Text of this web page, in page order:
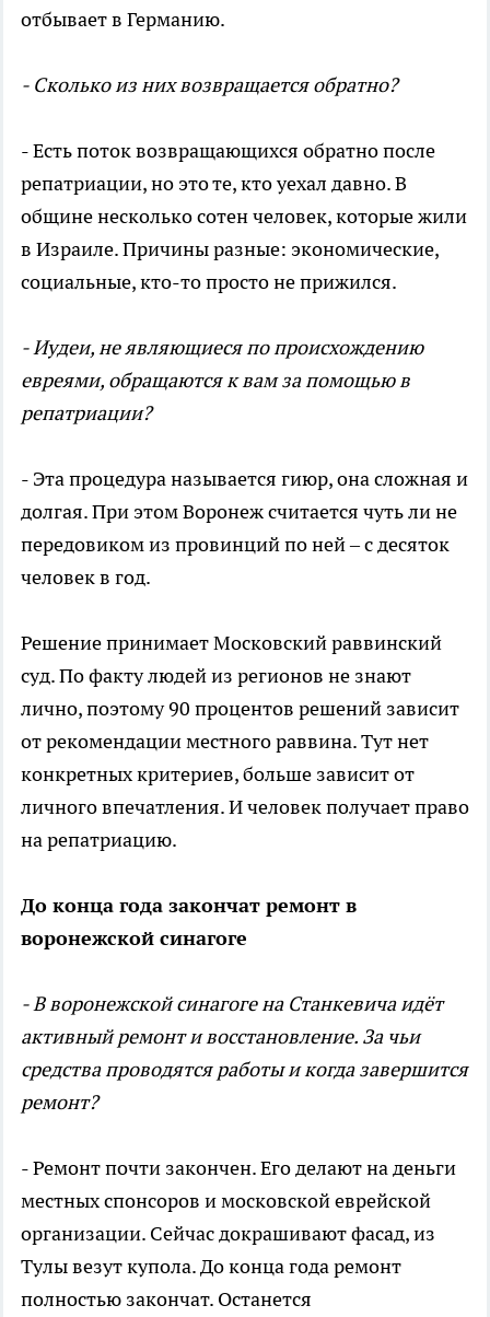
отбывает в Германию.
- Сколько из них возвращается обратно?
- Есть поток возвращающихся обратно после
репатриации, но это те, кто уехал давно. В
общине несколько сотен человек, которые жили
в Израиле. Причины разные: экономические,
социальные, кто-то просто не прижился.
- Иудеи, не являющиеся по происхождению
евреями, обращаются к вам за помощью в
репатриации?
- Эта процедура называется гиюр, она сложная и
долгая. При этом Воронеж считается чуть ли не
передовиком из провинций по ней – с десяток
человек в год.
Решение принимает Московский раввинский
суд. По факту людей из регионов не знают
лично, поэтому 90 процентов решений зависит
от рекомендации местного раввина. Тут нет
конкретных критериев, больше зависит от
личного впечатления. И человек получает право
на репатриацию.
До конца года закончат ремонт в
воронежской синагоге
- В воронежской синагоге на Станкевича идёт
активный ремонт и восстановление. За чьи
средства проводятся работы и когда завершится
ремонт?
- Ремонт почти закончен. Его делают на деньги
местных спонсоров и московской еврейской
организации. Сейчас докрашивают фасад, из
Тулы везут купола. До конца года ремонт
полностью закончат. Останется